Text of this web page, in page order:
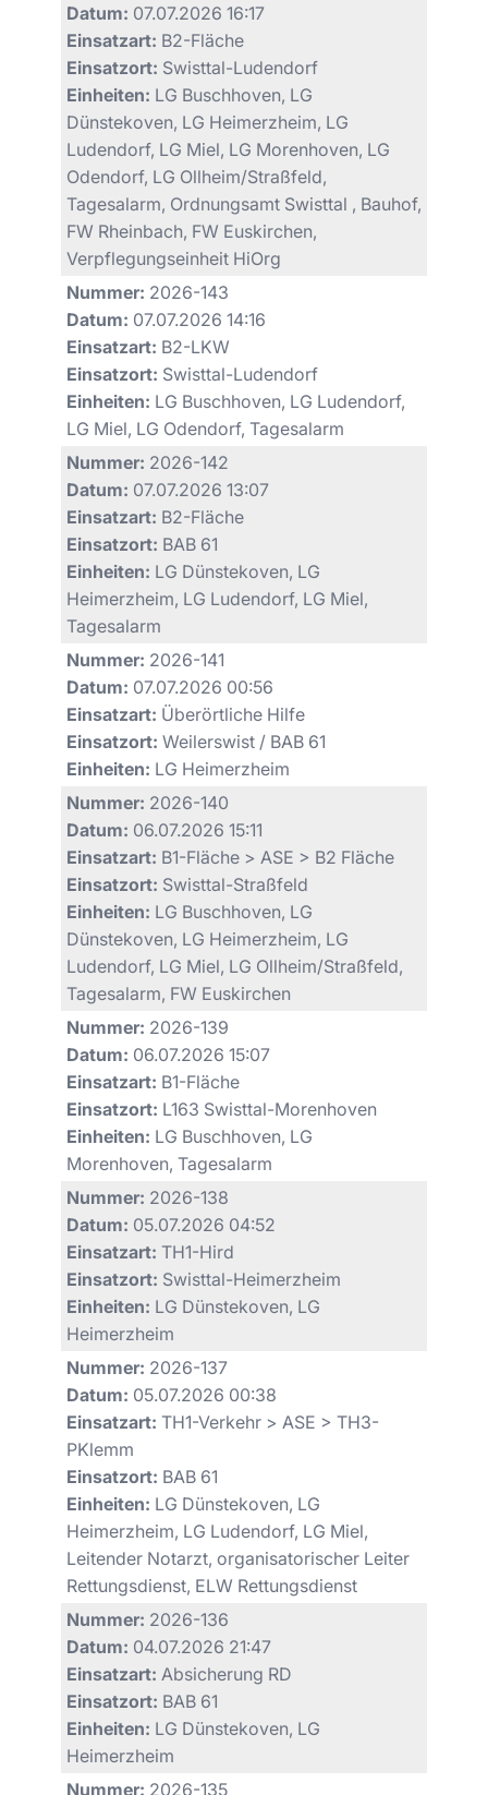
Datum: 07.07.2026 16:17
Einsatzart: B2-Fläche
Einsatzort: Swisttal-Ludendorf
Einheiten: LG Buschhoven, LG
Dünstekoven, LG Heimerzheim, LG
Ludendorf, LG Miel, LG Morenhoven, LG
Odendorf, LG Ollheim/Straßfeld,
Tagesalarm, Ordnungsamt Swisttal , Bauhof,
FW Rheinbach, FW Euskirchen,
Verpflegungseinheit HiOrg
Nummer: 2026-143
Datum: 07.07.2026 14:16
Einsatzart: B2-LKW
Einsatzort: Swisttal-Ludendorf
Einheiten: LG Buschhoven, LG Ludendorf,
LG Miel, LG Odendorf, Tagesalarm
Nummer: 2026-142
Datum: 07.07.2026 13:07
Einsatzart: B2-Fläche
Einsatzort: BAB 61
Einheiten: LG Dünstekoven, LG
Heimerzheim, LG Ludendorf, LG Miel,
Tagesalarm
Nummer: 2026-141
Datum: 07.07.2026 00:56
Einsatzart: Überörtliche Hilfe
Einsatzort: Weilerswist / BAB 61
Einheiten: LG Heimerzheim
Nummer: 2026-140
Datum: 06.07.2026 15:11
Einsatzart: B1-Fläche > ASE > B2 Fläche
Einsatzort: Swisttal-Straßfeld
Einheiten: LG Buschhoven, LG
Dünstekoven, LG Heimerzheim, LG
Ludendorf, LG Miel, LG Ollheim/Straßfeld,
Tagesalarm, FW Euskirchen
Nummer: 2026-139
Datum: 06.07.2026 15:07
Einsatzart: B1-Fläche
Einsatzort: L163 Swisttal-Morenhoven
Einheiten: LG Buschhoven, LG
Morenhoven, Tagesalarm
Nummer: 2026-138
Datum: 05.07.2026 04:52
Einsatzart: TH1-Hird
Einsatzort: Swisttal-Heimerzheim
Einheiten: LG Dünstekoven, LG
Heimerzheim
Nummer: 2026-137
Datum: 05.07.2026 00:38
Einsatzart: TH1-Verkehr > ASE > TH3-
PKlemm
Einsatzort: BAB 61
Einheiten: LG Dünstekoven, LG
Heimerzheim, LG Ludendorf, LG Miel,
Leitender Notarzt, organisatorischer Leiter
Rettungsdienst, ELW Rettungsdienst
Nummer: 2026-136
Datum: 04.07.2026 21:47
Einsatzart: Absicherung RD
Einsatzort: BAB 61
Einheiten: LG Dünstekoven, LG
Heimerzheim
Nummer: 2026-135